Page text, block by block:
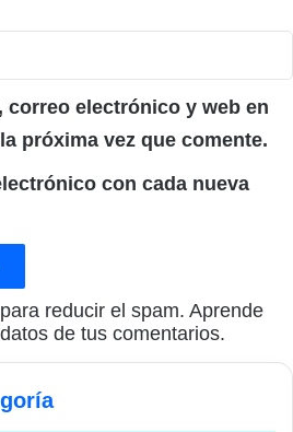
correo electrónico y web en
próxima vez que comente.
con cada nueva
reducir el spam. Aprende
de tus comentarios.